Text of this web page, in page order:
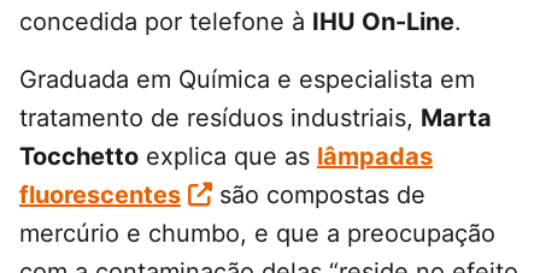
concedida por telefone à IHU On-Line.
Graduada em Química e especialista em
tratamento de resíduos industriais, Marta
Tocchetto explica que as lâmpadas
fluorescentes
são compostas de
mercúrio e chumbo, e que a preocupação